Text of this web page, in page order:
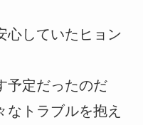
心していたヒョン
予定だったのだ
なトラブルを抱え